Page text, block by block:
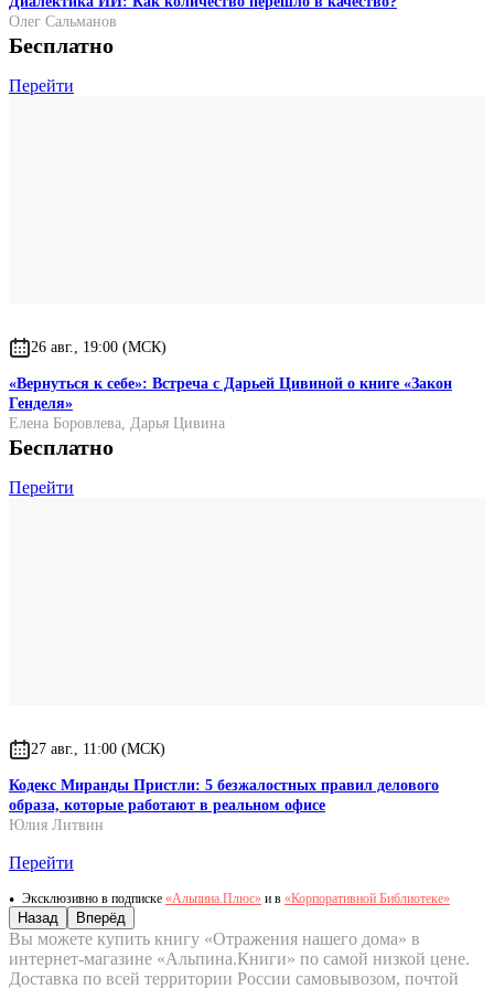
Олег Сальманов
Бесплатно
Перейти
26 авг., 19:00 (МСК)
«Вернуться к себе»: Встреча с Дарьей Цивиной о книге «Закон
Генделя»
Елена Боровлева, Дарья Цивина
Бесплатно
Перейти
27 авг., 11:00 (МСК)
Кодекс Миранды Пристли: 5 безжалостных правил делового
образа, которые работают в реальном офисе
Юлия Литвин
Перейти
Эксклюзивно в подписке «Альпина.Плюс» и в «Корпоративной Библиотеке»
Назад Вперёд
Вы можете купить книгу «Отражения нашего дома» в
интернет-магазине «Альпина.Книги» по самой низкой цене.
Доставка по всей территории России самовывозом, почтой